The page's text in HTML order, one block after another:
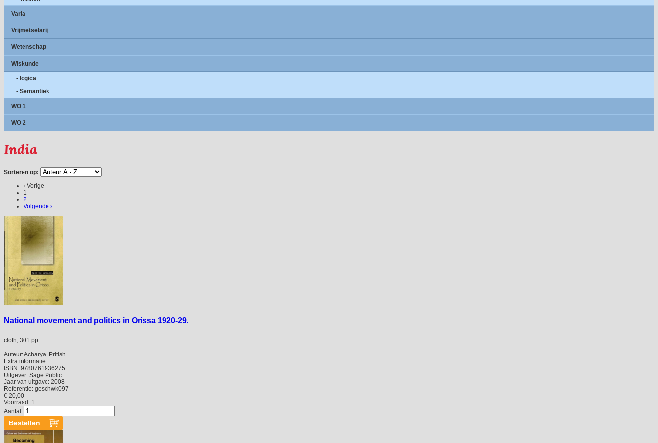
Varia
Vrijmetselarij
Wetenschap
Wiskunde
- logica
- Semantiek
WO 1
WO 2
India
Sorteren op:
‹ Vorige
1
2
Volgende ›
National movement and politics in Orissa 1920-29.
cloth, 301 pp.
Auteur:Acharya, Pritish
Extra informatie:
ISBN: 9780761936275
Uitgever: Sage Public.
Jaar van uitgave: 2008
Referentie: geschwk097
€ 20,00
Voorraad: 1
Aantal: